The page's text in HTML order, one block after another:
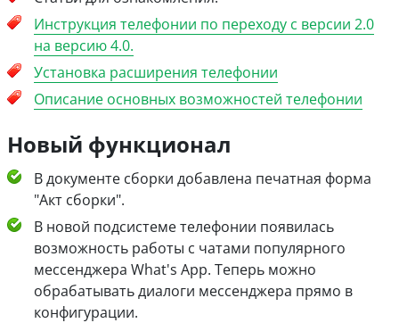
Инструкция телефонии по переходу с версии 2.0
на версию 4.0.
Установка расширения телефонии
Описание основных возможностей телефонии
Новый функционал
В документе сборки добавлена печатная форма
"Акт сборки".
В новой подсистеме телефонии появилась
возможность работы с чатами популярного
мессенджера What's App. Теперь можно
обрабатывать диалоги мессенджера прямо в
конфигурации.